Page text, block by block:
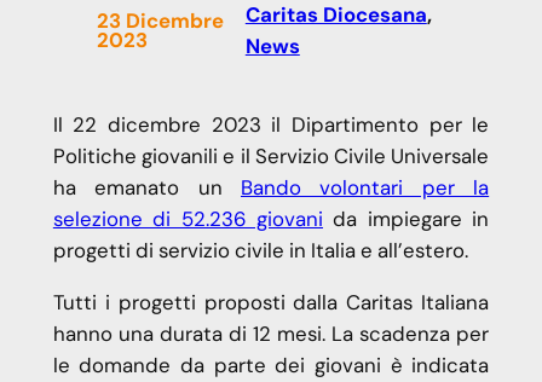
23 Dicembre
2023
Caritas Diocesana ,
News
Il 22 dicembre 2023 il Dipartimento per le
Politiche giovanili e il Servizio Civile Universale
ha emanato un Bando volontari per la
selezione di 52.236 giovani da impiegare in
progetti di servizio civile in Italia e all’estero.
Tutti i progetti proposti dalla Caritas Italiana
hanno una durata di 12 mesi. La scadenza per
le domande da parte dei giovani è indicata